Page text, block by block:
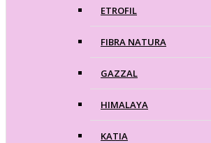
ETROFIL
FIBRA NATURA
GAZZAL
HIMALAYA
KATIA